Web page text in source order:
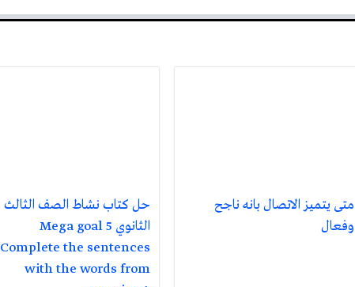
متى يتميز الاتصال بانه ناجح
وفعال
حل كتاب نشاط الصف الثالث
الثانوي Mega goal 5
Complete the sentences
with the words from